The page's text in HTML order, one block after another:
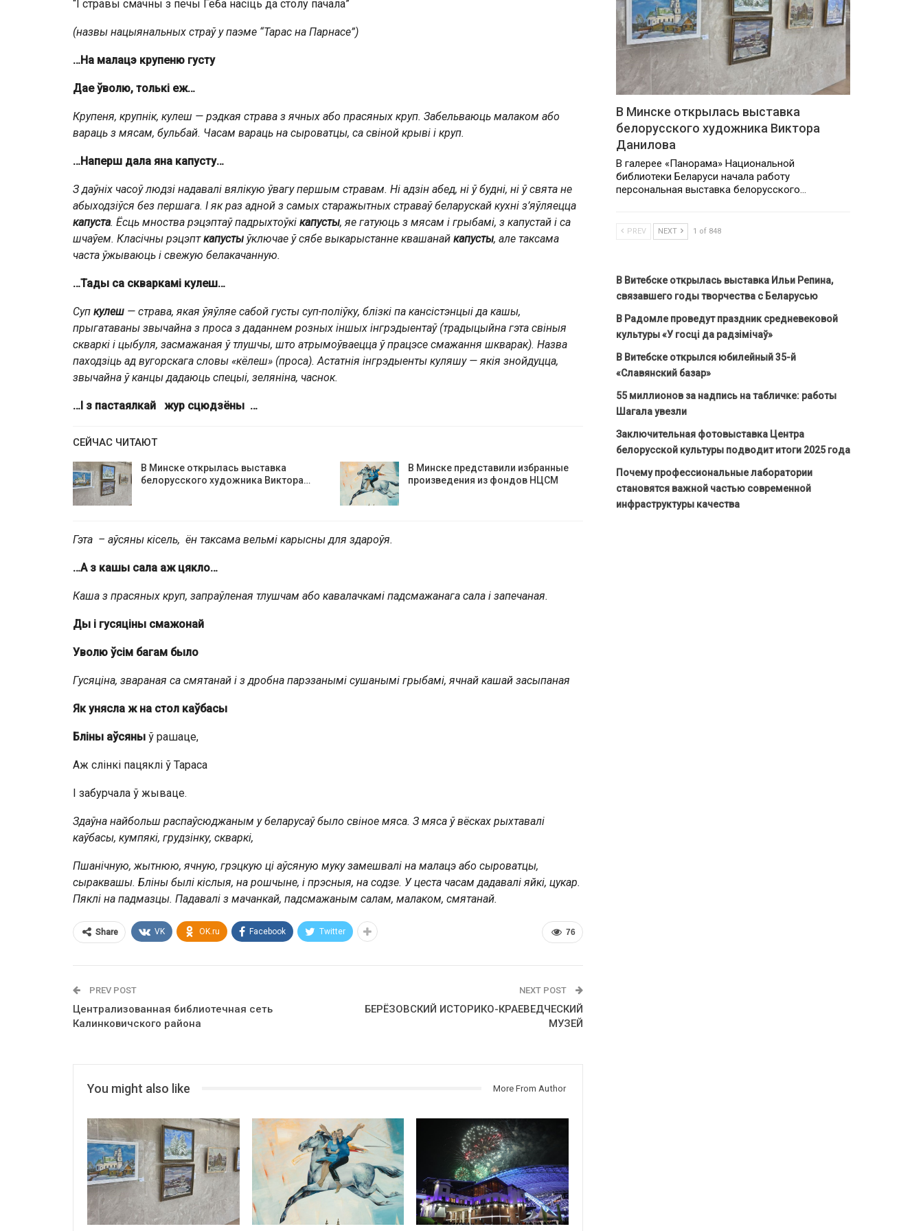
“І стравы смачны з печы Геба насіць да столу пачала”
(назвы нацыянальных страў у паэме “Тарас на Парнасе”)
…На малацэ крупеню густу
Дае ўволю, толькі еж…
Крупеня, крупнік, кулеш — рэдкая страва з ячных або прасяных круп. Забельваюць малаком або
вараць з мясам, бульбай. Часам вараць на сыроватцы, са свіной крыві і круп.
…Наперш дала яна капусту…
З даўніх часоў людзі надавалі вялікую ўвагу першым стравам. Ні адзін абед, ні ў будні, ні ў свята не
абыходзіўся без першага. І як раз адной з самых старажытных страваў беларускай кухні з’яўляецца
капуста. Ёсць мноства рэцэптаў падрыхтоўкі капусты, яе гатуюць з мясам і грыбамі, з капустай і са
шчаўем. Класічны рэцэпткапусты ўключае ў сябе выкарыстанне квашанай капусты, але таксама
часта ўжываюць і свежую белакачанную.
…Тады са скваркамі кулеш…
Суп кулеш — страва, якая ўяўляе сабой густы суп-поліўку, блізкі па кансістэнцыі да кашы,
прыгатаваны звычайна з проса з даданнем розных іншых інгрэдыентаў (традыцыйна гэта свіныя
скваркі і цыбуля, засмажаная ў тлушчы, што атрымоўваецца ў працэсе смажання шкварак). Назва
паходзіць ад вугорскага словы «кёлеш» (проса). Астатнія інгрэдыенты куляшу — якія знойдуцца,
звычайна ў канцы дадаюць спецыі, зеляніна, часнок.
…І з пастаялкай жур сцюдзёны …
СЕЙЧАС ЧИТАЮТ
В Минске открылась выставка
белорусского художника Виктора…
В Минске представили избранные
произведения из фондов НЦСМ
Гэта – аўсяны кісель, ён таксама вельмі карысны для здароўя.
…А з кашы сала аж цякло…
Каша з прасяных круп, запраўленая тлушчам або кавалачкамі падсмажанага сала і запечаная.
Ды і гусяціны смажонай
Уволю ўсім багам было
Гусяціна, звараная са смятанай і з дробна парэзанымі сушанымі грыбамі, ячнай кашай засыпаная
Як унясла ж на стол каўбасы
Бліны аўсяны ў рашаце,
Аж слінкі пацяклі ў Тараса
І забурчала ў жываце.
Здаўна найбольш распаўсюджаным у беларусаў было свіное мяса. З мяса ў вёсках рыхтавалі
каўбасы, кумпякі, грудзінку, скваркі,
Пшанічную, жытнюю, ячную, грэцкую ці аўсяную муку замешвалі на малацэ або сыроватцы,
сыраквашы. Бліны былі кіслыя, на рошчыне, і прэсныя, на содзе. У цеста часам дадавалі яйкі, цукар.
Пяклі на падмазцы. Падавалі з мачанкай, падсмажаным салам, малаком, смятанай.
76
Share VK OK.ru Facebook Twitter
PREV POST
Централизованная библиотечная сеть
Калинковичского района
NEXT POST
БЕРЁЗОВСКИЙ ИСТОРИКО-КРАЕВЕДЧЕСКИЙ
МУЗЕЙ
You might also like More From Author
В Минске открылась выставка
белорусского художника Виктора
Данилова
В галерее «Панорама» Национальной
библиотеки Беларуси начала работу
персональная выставка белорусского…
PREV NEXT 1 of 848
В Витебске открылась выставка Ильи Репина,
связавшего годы творчества с Беларусью
В Радомле проведут праздник средневековой
культуры «У госці да радзімічаў»
В Витебске открылся юбилейный 35-й
«Славянский базар»
55 миллионов за надпись на табличке: работы
Шагала увезли
Заключительная фотовыставка Центра
белорусской культуры подводит итоги 2025 года
Почему профессиональные лаборатории
становятся важной частью современной
инфраструктуры качества